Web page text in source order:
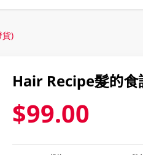
)
Hair Recipe髮的食
$99.00